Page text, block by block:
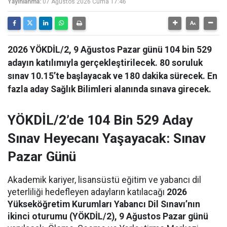
Yayınlanma: 07 Ağustos 2026 Cuma 17:46
2026 YÖKDİL/2, 9 Ağustos Pazar günü 104 bin 529
adayın katılımıyla gerçekleştirilecek. 80 soruluk
sınav 10.15’te başlayacak ve 180 dakika sürecek. En
fazla aday Sağlık Bilimleri alanında sınava girecek.
YÖKDİL/2’de 104 Bin 529 Aday
Sınav Heyecanı Yaşayacak: Sınav
Pazar Günü
Akademik kariyer, lisansüstü eğitim ve yabancı dil
yeterliliği hedefleyen adayların katılacağı 2026
Yükseköğretim Kurumları Yabancı Dil Sınavı’nın
ikinci oturumu (YÖKDİL/2), 9 Ağustos Pazar günü